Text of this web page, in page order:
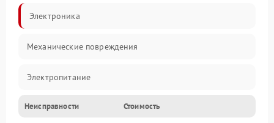
Электроника
Механические повреждения
Электропитание
Парообразование
Неисправности Стоимость